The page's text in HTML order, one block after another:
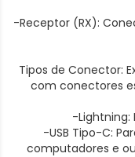
-Receptor (RX):
Tipos de Conector:
com conectores
-Lightning:
-USB Tipo-C:
computadores e